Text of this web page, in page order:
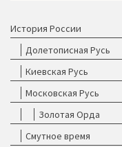
История России
Долетописная Русь
Киевская Русь
Московская Русь
Золотая Орда
Смутное время